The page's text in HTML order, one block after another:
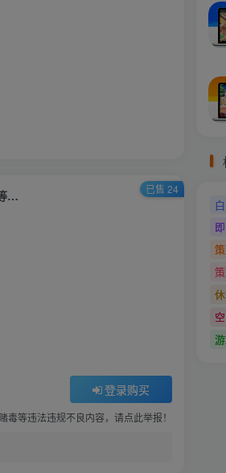
…
登录购买
毒等违法违规不良内容，请点此举报！
已售 24